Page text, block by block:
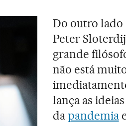
Do outro lado
Peter
grande
não está
lança as
dapandemia